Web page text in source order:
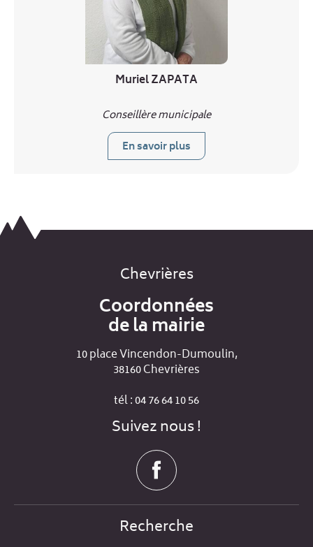
Muriel ZAPATA
Conseillère municipale
En savoir plus
Chevrières
Coordonnées
de la mairie
10 place Vincendon-Dumoulin,
38160 Chevrières
tél : 04 76 64 10 56
Suivez nous !
Recherche